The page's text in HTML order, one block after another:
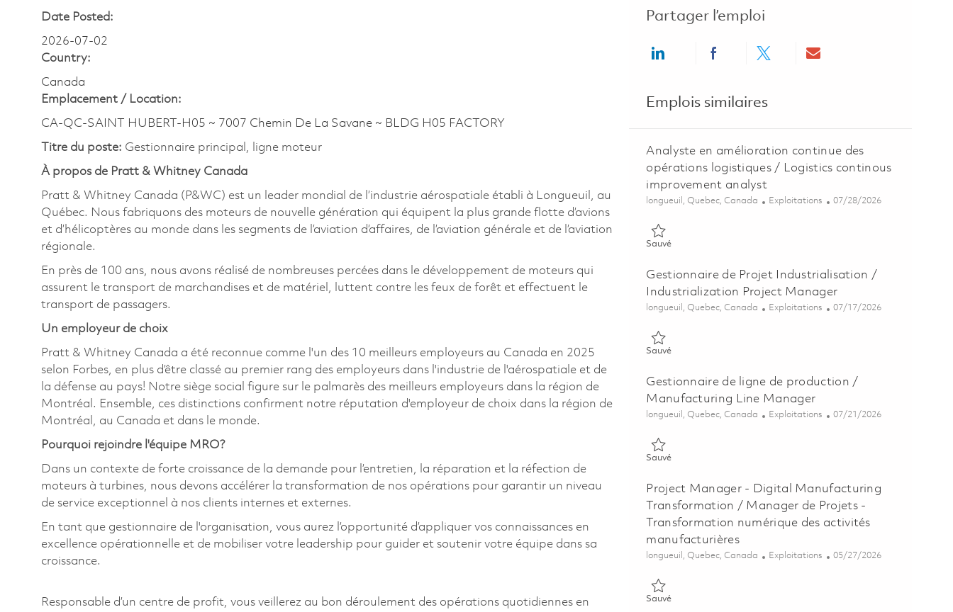
Date Posted:
2026-07-02
Country:
Canada
Emplacement / Location:
CA-QC-SAINT HUBERT-H05 ~ 7007 Chemin De La Savane ~ BLDG H05 FACTORY
Titre du poste: Gestionnaire principal, ligne moteur
À propos de Pratt & Whitney Canada
Pratt & Whitney Canada (P&WC) est un leader mondial de l’industrie aérospatiale établi à Longueuil, au
Québec. Nous fabriquons des moteurs de nouvelle génération qui équipent la plus grande flotte d’avions
et d’hélicoptères au monde dans les segments de l’aviation d’affaires, de l’aviation générale et de l’aviation
régionale.
En près de 100 ans, nous avons réalisé de nombreuses percées dans le développement de moteurs qui
assurent le transport de marchandises et de matériel, luttent contre les feux de forêt et effectuent le
transport de passagers.
Un employeur de choix
Pratt & Whitney Canada a été reconnue comme l'un des 10 meilleurs employeurs au Canada en 2025
selon Forbes, en plus d’être classé au premier rang des employeurs dans l'industrie de l'aérospatiale et de
la défense au pays! Notre siège social figure sur le palmarès des meilleurs employeurs dans la région de
Montréal. Ensemble, ces distinctions confirment notre réputation d'employeur de choix dans la région de
Montréal, au Canada et dans le monde.
Pourquoi rejoindre l'équipe MRO?
Dans un contexte de forte croissance de la demande pour l’entretien, la réparation et la réfection de
moteurs à turbines, nous devons accélérer la transformation de nos opérations pour garantir un niveau
de service exceptionnel à nos clients internes et externes.
En tant que gestionnaire de l'organisation, vous aurez l’opportunité d’appliquer vos connaissances en
excellence opérationnelle et de mobiliser votre leadership pour guider et soutenir votre équipe dans sa
croissance.
Responsable d’un centre de profit, vous veillerez au bon déroulement des opérations quotidiennes en
Partager l’emploi
Share via LinkedInShare via Facebook
Share via twitterShare via email
Emplois similaires
Analyste en amélioration continue des
opérations logistiques / Logistics continous
improvement analyst
Emplacement
longueuil, Quebec, Canada Catégorie
Exploitations Posted Date
07/28/2026
SauvéSauvé Analyste en amélioration continue des opérations
Gestionnaire de Projet Industrialisation /
Industrialization Project Manager
Emplacement
longueuil, Quebec, Canada Catégorie
Exploitations Posted Date
07/17/2026
SauvéSauvé Gestionnaire de Projet Industrialisation / Industrialization
Gestionnaire de ligne de production /
Manufacturing Line Manager
Emplacement
longueuil, Quebec, Canada Catégorie
Exploitations Posted Date
07/21/2026
SauvéSauvé Gestionnaire de ligne de production / Manufacturing Line
Project Manager - Digital Manufacturing
Transformation / Manager de Projets -
Transformation numérique des activités
manufacturières
Emplacement
longueuil, Quebec, Canada Catégorie
Exploitations Posted Date
05/27/2026
SauvéSauvé Project Manager - Digital Manufacturing Transformation /